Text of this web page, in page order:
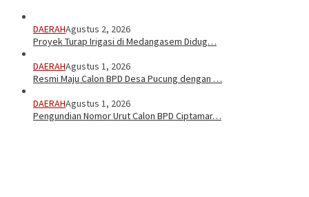
DAERAHAgustus 2, 2026
Proyek Turap Irigasi di Medangasem Didug…
DAERAHAgustus 1, 2026
Resmi Maju Calon BPD Desa Pucung dengan …
DAERAHAgustus 1, 2026
Pengundian Nomor Urut Calon BPD Ciptamar…